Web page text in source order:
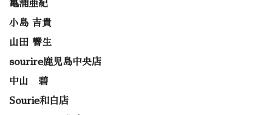
亀浦亜紀
小島 吉貴
山田 響生
sourire鹿児島中央店
中山 碧
Sourie和白店